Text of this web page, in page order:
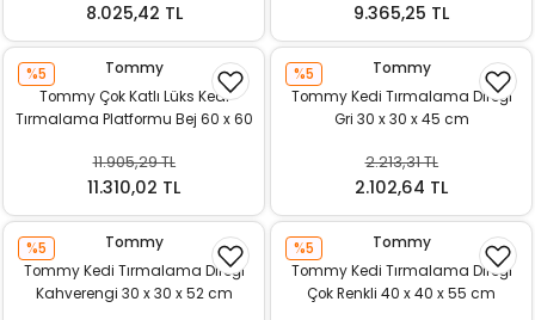
8.025,42 TL 9.365,25 TL
%5
Tommy
Tommy Çok Katlı Lüks Kedi
Tırmalama Platformu Bej 60 x 60
11.905,29 TL
11.310,02 TL
%5
Tommy
Tommy Kedi Tırmalama Direği
Gri 30 x 30 x 45 cm
2.213,31 TL
2.102,64 TL
%5
Tommy
Tommy Kedi Tırmalama Direği
Kahverengi 30 x 30 x 52 cm
%5
Tommy
Tommy Kedi Tırmalama Direği
Çok Renkli 40 x 40 x 55 cm